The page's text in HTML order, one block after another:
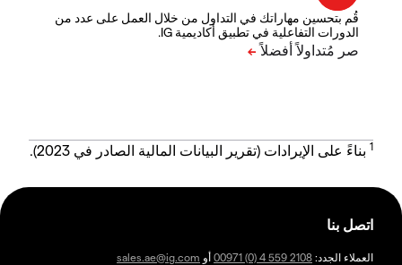
قُم بتحسين مهاراتك في التداول من خلال العمل على عدد من
الدورات التفاعلية في تطبيق أكاديمية IG.
1 بناءً على الإيرادات (تقرير البيانات المالية الصادر في 2023).
اتصل بنا
العملاء الجدد: 00971 (0) 4 559 2108 أو sales.ae@ig.com